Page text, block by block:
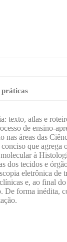
práticas
texto, atlas e
de ensino-
nas áreas das
que agrega
à
dos tecidos e
eletrônica de
e, ao final
De forma inédita,